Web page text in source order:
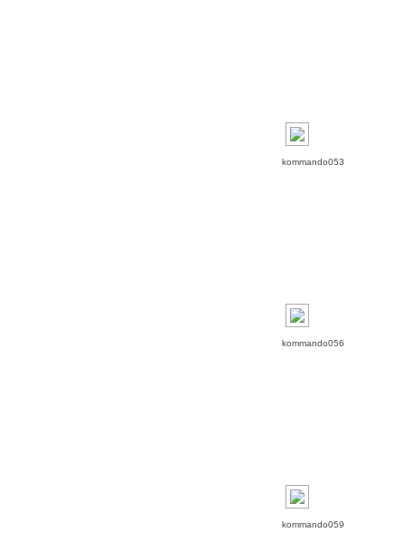
kommando053
kommando056
kommando059